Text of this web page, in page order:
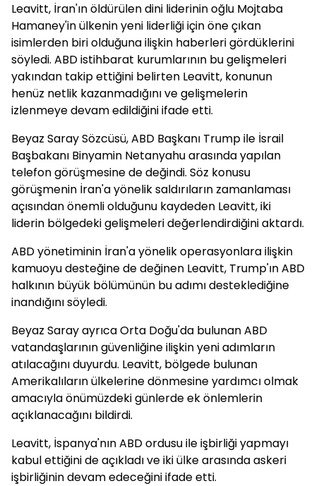
Leavitt, İran'ın öldürülen dini liderinin oğlu Mojtaba
Hamaney'in ülkenin yeni liderliği için öne çıkan
isimlerden biri olduğuna ilişkin haberleri gördüklerini
söyledi. ABD istihbarat kurumlarının bu gelişmeleri
yakından takip ettiğini belirten Leavitt, konunun
henüz netlik kazanmadığını ve gelişmelerin
izlenmeye devam edildiğini ifade etti.
Beyaz Saray Sözcüsü, ABD Başkanı Trump ile İsrail
Başbakanı Binyamin Netanyahu arasında yapılan
telefon görüşmesine de değindi. Söz konusu
görüşmenin İran'a yönelik saldırıların zamanlaması
açısından önemli olduğunu kaydeden Leavitt, iki
liderin bölgedeki gelişmeleri değerlendirdiğini aktardı.
ABD yönetiminin İran'a yönelik operasyonlara ilişkin
kamuoyu desteğine de değinen Leavitt, Trump'ın ABD
halkının büyük bölümünün bu adımı desteklediğine
inandığını söyledi.
Beyaz Saray ayrıca Orta Doğu'da bulunan ABD
vatandaşlarının güvenliğine ilişkin yeni adımların
atılacağını duyurdu. Leavitt, bölgede bulunan
Amerikalıların ülkelerine dönmesine yardımcı olmak
amacıyla önümüzdeki günlerde ek önlemlerin
açıklanacağını bildirdi.
Leavitt, İspanya'nın ABD ordusu ile işbirliği yapmayı
kabul ettiğini de açıkladı ve iki ülke arasında askeri
işbirliğinin devam edeceğini ifade etti.